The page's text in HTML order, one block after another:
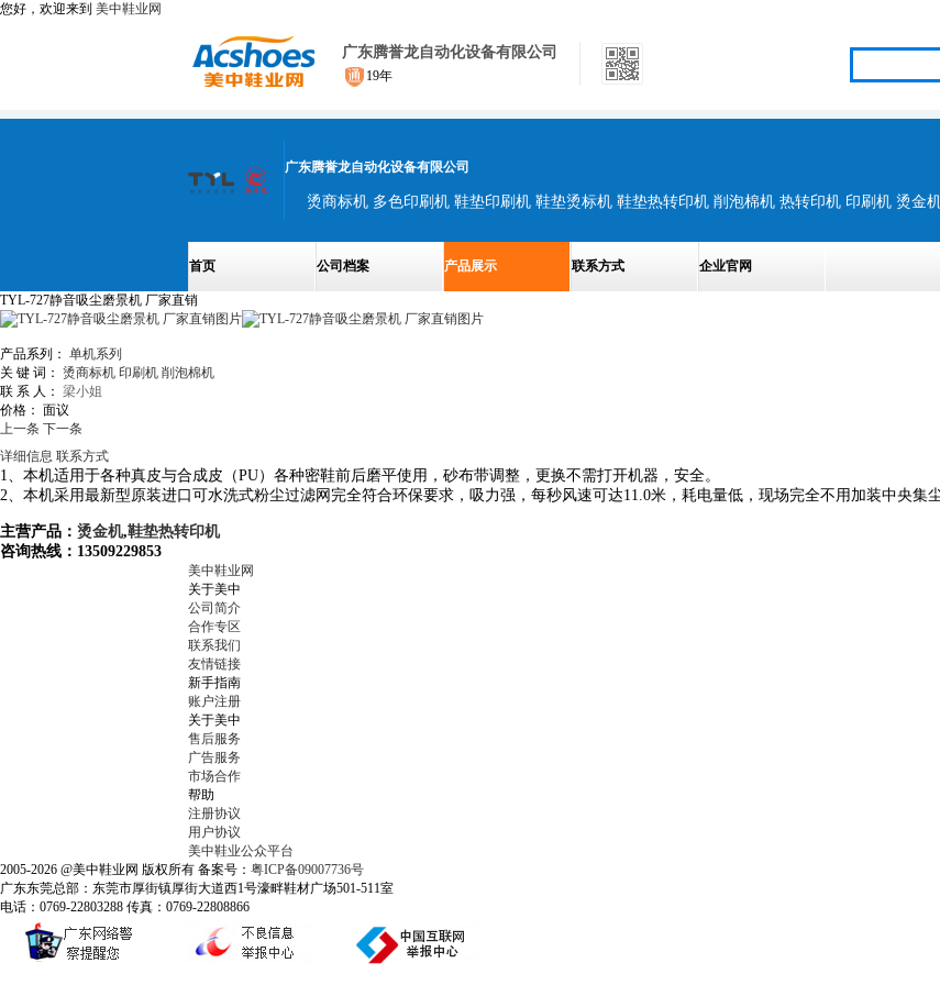
您好，欢迎来到 美中鞋业网
广东腾誉龙自动化设备有限公司
19年
广东腾誉龙自动化设备有限公司
烫商标机 多色印刷机 鞋垫印刷机 鞋垫烫标机 鞋垫热转印机 削泡棉机 热转印机 印刷机 烫金
首页 公司档案 产品展示 联系方式 企业官网
TYL-727静音吸尘磨景机 厂家直销
产品系列： 单机系列
关 键 词： 烫商标机 印刷机 削泡棉机
联 系 人： 梁小姐
价格： 面议
上一条 下一条
详细信息 联系方式
1、本机适用于各种真皮与合成皮（PU）各种密鞋前后磨平使用，砂布带调整，更换不需打开机器，安全。
2、本机采用最新型原装进口可水洗式粉尘过滤网完全符合环保要求，吸力强，每秒风速可达11.0米，耗电量低，现场完全不用加装中央集
主营产品： 烫金机,鞋垫热转印机
咨询热线：13509229853
美中鞋业网
关于美中
公司简介
合作专区
联系我们
友情链接
新手指南
账户注册
关于美中
售后服务
广告服务
市场合作
帮助
注册协议
用户协议
美中鞋业公众平台
2005-2026 @美中鞋业网 版权所有 备案号： 粤ICP备09007736号
广东东莞总部：东莞市厚街镇厚街大道西1号濠畔鞋材广场501-511室
电话：0769-22803288 传真：0769-22808866